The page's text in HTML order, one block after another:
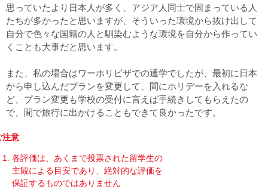
思っていたより日本人が多く、アジア人同士で固まっている人
たちが多かったと思いますが、そういった環境から抜け出して
自分で色々な国籍の人と馴染むような環境を自分から作ってい
くことも大事だと思います。
また、私の場合はワーホリビザでの通学でしたが、最初に日本
から申し込んだプランを変更して、間にホリデーを入れるな
ど、プラン変更も学校の受付に言えば手続きしてもらえたの
で、間で旅行に出かけることもできて良かったです。
注意
各評価は、あくまで投票された留学生の
主観による目安であり、絶対的な評価を
保証するものではありません